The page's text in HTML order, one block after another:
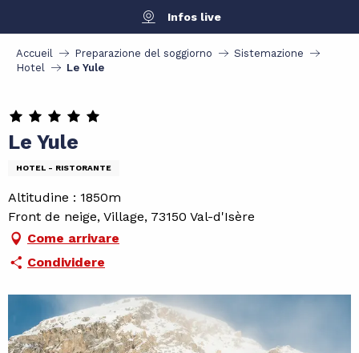
contenu
principal
Infos live
Accueil Preparazione del soggiorno
Sistemazione
Hotel
Le Yule
Le Yule
HOTEL - RISTORANTE
Altitudine : 1850m
Front de neige, Village, 73150 Val-d'Isère
Come arrivare
Condividere